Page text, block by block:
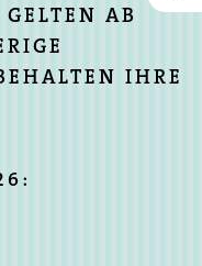
AB
IHRE